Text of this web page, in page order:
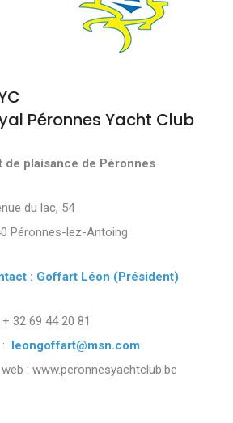
Péronnes Yacht Club
de plaisance de Péronnes
du lac, 54
Péronnes-lez-Antoing
: Goffart Léon (Président)
+ 32 69 44 20 81
leongoffart@msn.com
: www.peronnesyachtclub.be